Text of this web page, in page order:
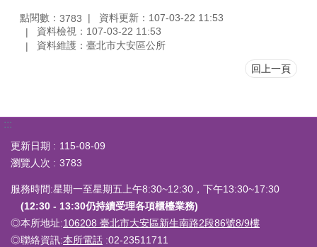
點閱數： 3783
資料更新：107-03-22 11:53
資料檢視：107-03-22 11:53
資料維護：臺北市大安區公所
回上一頁
:::
更新日期
115-08-09
瀏覽人次
3783
服務時間:星期一至星期五上午8:30~12:30，下午13:30~17:30
(12:30 - 13:30仍持續受理各項櫃檯業務)
◎本所地址:106208 臺北市大安區新生南路2段86號8/9樓
◎聯絡資訊:本所電話 :02-23511711